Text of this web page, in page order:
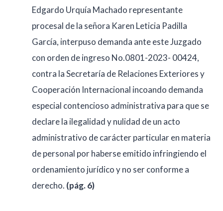
Edgardo Urquía Machado representante
procesal de la señora Karen Leticia Padilla
García, interpuso demanda ante este Juzgado
con orden de ingreso No.0801-2023- 00424,
contra la Secretaría de Relaciones Exteriores y
Cooperación Internacional incoando demanda
especial contencioso administrativa para que se
declare la ilegalidad y nulidad de un acto
administrativo de carácter particular en materia
de personal por haberse emitido infringiendo el
ordenamiento jurídico y no ser conforme a
derecho. (pág. 6)